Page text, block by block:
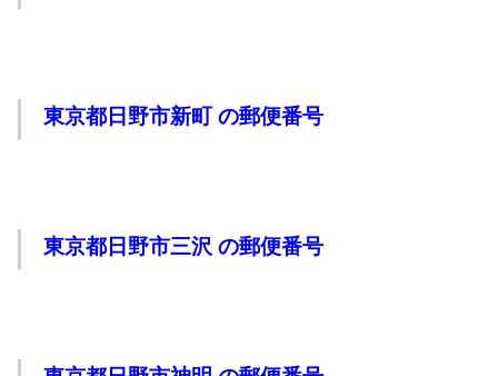
東京都日野市新町 の郵便番号
東京都日野市三沢 の郵便番号